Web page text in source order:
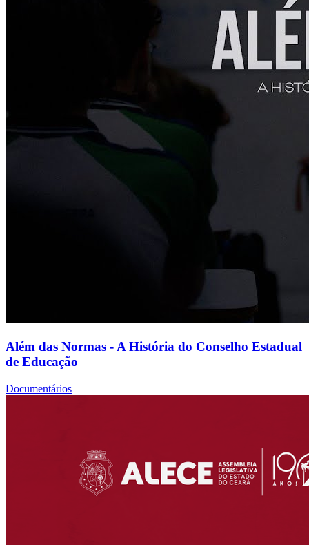
Além das Normas - A História do Conselho Estadual
de Educação
Documentários